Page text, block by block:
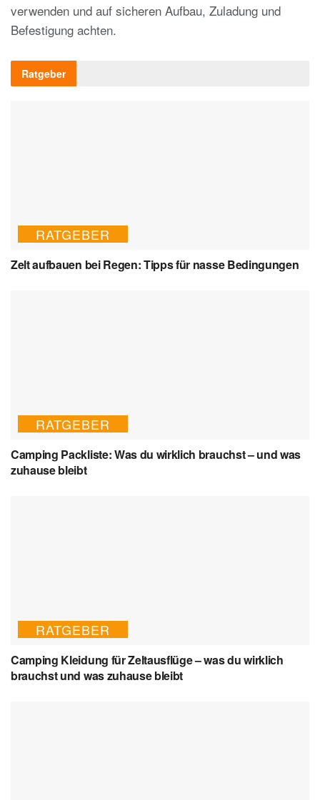
verwenden und auf sicheren Aufbau, Zuladung und
Befestigung achten.
Ratgeber
RATGEBER
Zelt aufbauen bei Regen: Tipps für nasse Bedingungen
RATGEBER
Camping Packliste: Was du wirklich brauchst – und was
zuhause bleibt
RATGEBER
Camping Kleidung für Zeltausflüge – was du wirklich
brauchst und was zuhause bleibt